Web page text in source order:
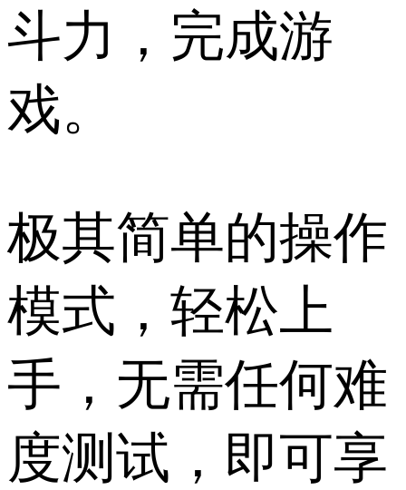
斗力，完成游
戏。
极其简单的操作
模式，轻松上
手，无需任何难
度测试，即可享